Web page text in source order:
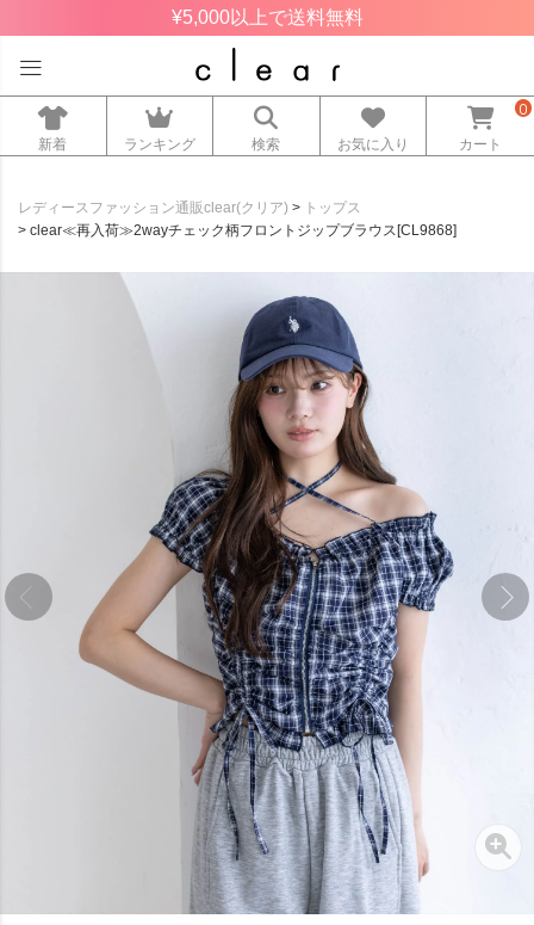
¥5,000以上で送料無料
新着 ランキング 検索 お気に入り カート
0
レディースファッション通販clear(クリア)
トップス
clear≪再入荷≫2wayチェック柄フロントジップブラウス[CL9868]